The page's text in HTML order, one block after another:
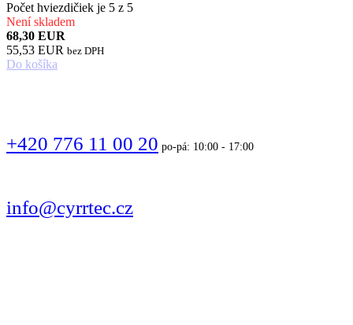
Počet hviezdičiek je 5 z 5
Není skladem
68,30 EUR
55,53 EUR bez DPH
Do košíka
+420 776 11 00 20 po-pá: 10:00 - 17:00
info@cyrrtec.cz